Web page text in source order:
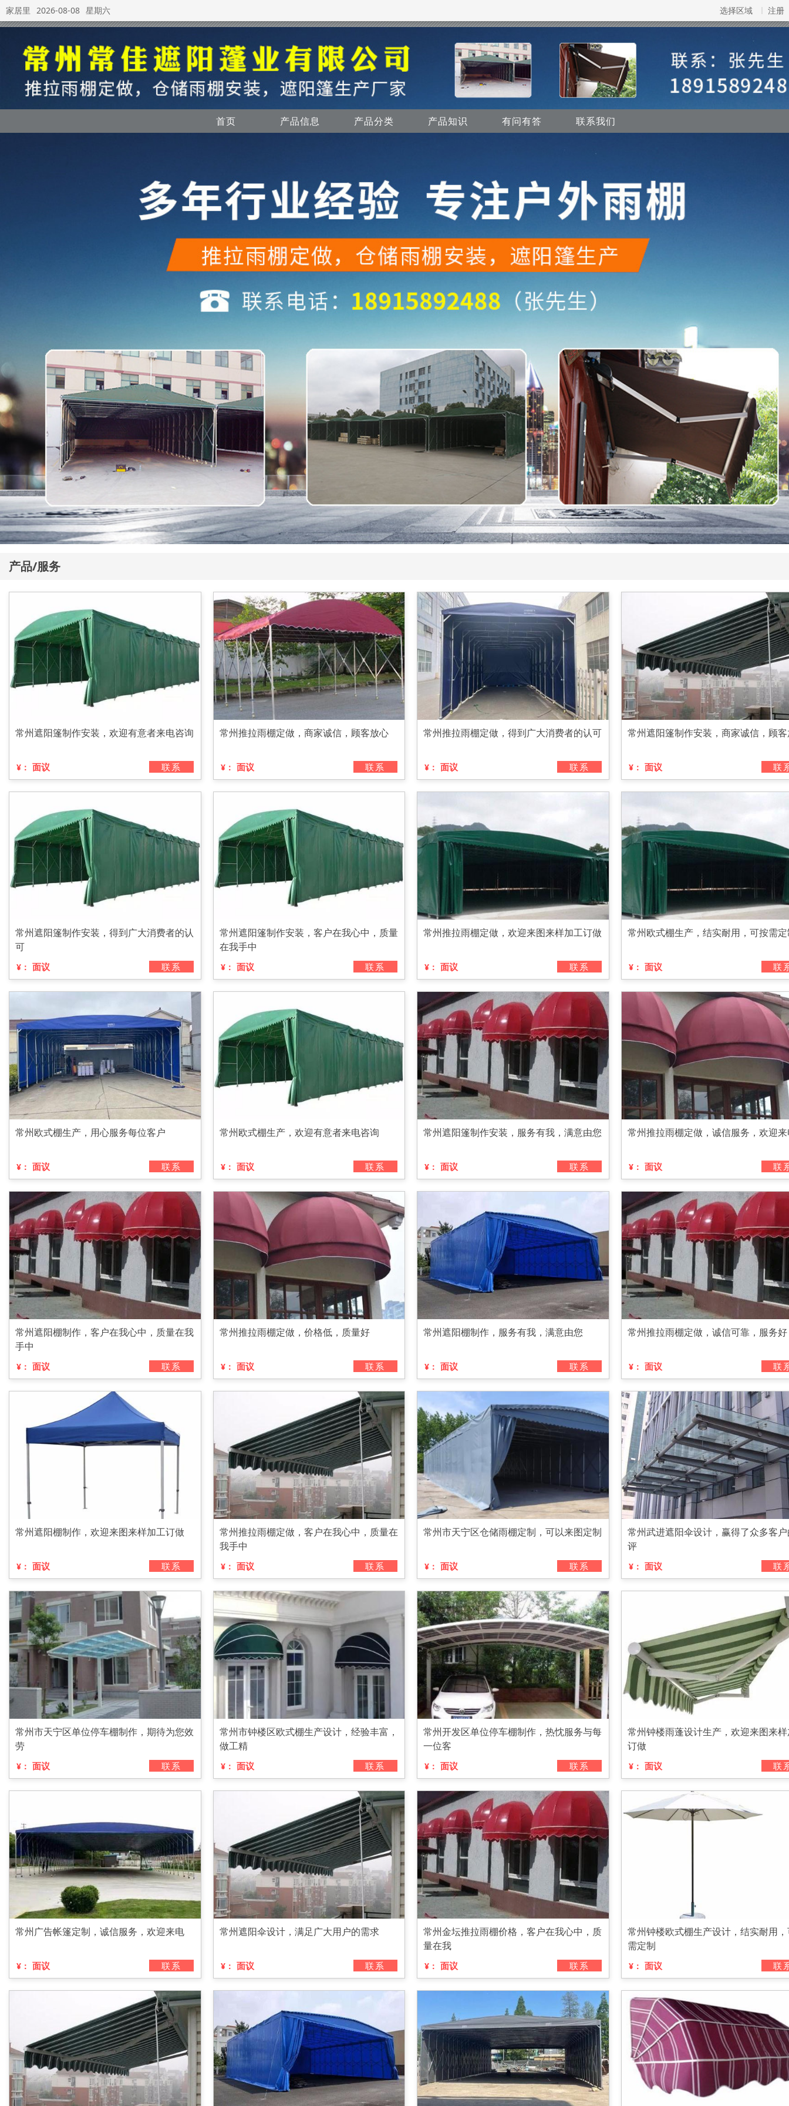
家居里 2026-08-08 星期六 选择区域 注册
首页 产品信息 产品分类 产品知识 有问有答 联系我们
产品/服务
常州遮阳篷制作安装，欢迎有意者来电咨询
¥： 面议 联系
常州推拉雨棚定做，商家诚信，顾客放心
¥： 面议 联系
常州推拉雨棚定做，得到广大消费者的认可
¥： 面议 联系
常州遮阳篷制作安装，商家诚信，顾
¥： 面议 联
常州遮阳篷制作安装，得到广大消费者的认
可
¥： 面议 联系
常州遮阳篷制作安装，客户在我心中，质量
在我手中
¥： 面议 联系
常州推拉雨棚定做，欢迎来图来样加工订做
¥： 面议 联系
常州欧式棚生产，结实耐用，可按需
¥： 面议 联
常州欧式棚生产，用心服务每位客户
¥： 面议 联系
常州欧式棚生产，欢迎有意者来电咨询
¥： 面议 联系
常州遮阳篷制作安装，服务有我，满意由您
¥： 面议 联系
常州推拉雨棚定做，诚信服务，欢迎
¥： 面议 联
常州遮阳棚制作，客户在我心中，质量在我
手中
¥： 面议 联系
常州推拉雨棚定做，价格低，质量好
¥： 面议 联系
常州遮阳棚制作，服务有我，满意由您
¥： 面议 联系
常州推拉雨棚定做，诚信可靠，服务好
¥： 面议 联
常州遮阳棚制作，欢迎来图来样加工订做
¥： 面议 联系
常州推拉雨棚定做，客户在我心中，质量在
我手中
¥： 面议 联系
常州市天宁区仓储雨棚定制，可以来图定制
¥： 面议 联系
常州武进遮阳伞设计，赢得了众多客
评
¥： 面议 联
常州市天宁区单位停车棚制作，期待为您效
劳
¥： 面议 联系
常州市钟楼区欧式棚生产设计，经验丰富，
做工精
¥： 面议 联系
常州开发区单位停车棚制作，热忱服务与每
一位客
¥： 面议 联系
常州钟楼雨蓬设计生产，欢迎来图来
订做
¥： 面议 联
常州广告帐篷定制，诚信服务，欢迎来电
¥： 面议 联系
常州遮阳伞设计，满足广大用户的需求
¥： 面议 联系
常州金坛推拉雨棚价格，客户在我心中，质
量在我
¥： 面议 联系
常州钟楼欧式棚生产设计，结实耐用
需定制
¥： 面议 联